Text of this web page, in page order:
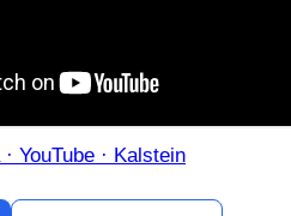
YouTube · Kalstein